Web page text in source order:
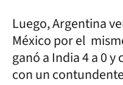
Luego, Argentina
México por el
ganó a India 4 a 0
con un